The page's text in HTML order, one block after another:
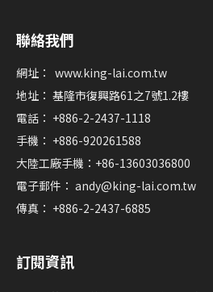
聯絡我們
網址： www.king-lai.com.tw
地址： 基隆市復興路61之7號1.2樓
電話： +886-2-2437-1118
手機： +886-920261588
大陸工廠手機：+86-13603036800
電子郵件： andy@king-lai.com.tw
傳真： +886-2-2437-6885
訂閱資訊